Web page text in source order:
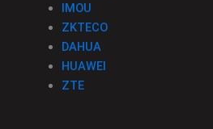
IMOU
ZKTECO
DAHUA
HUAWEI
ZTE